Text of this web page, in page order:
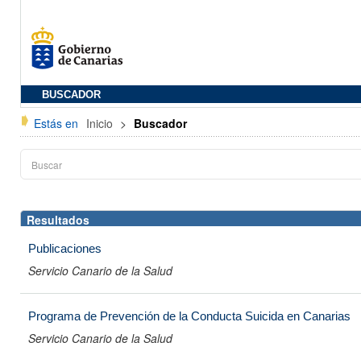
BUSCADOR
Estás en Inicio > Buscador
Resultados
Publicaciones
Servicio Canario de la Salud
Programa de Prevención de la Conducta Suicida en Canarias
Servicio Canario de la Salud